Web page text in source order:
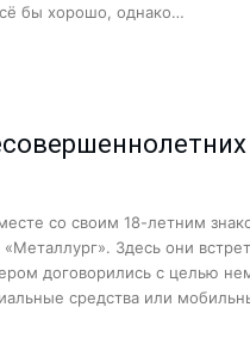
нуждаются в рабо...
НИТУ &#...
бы хорошо, однако…
со своим 18-летним
Здесь они
договорились с целью
средства или